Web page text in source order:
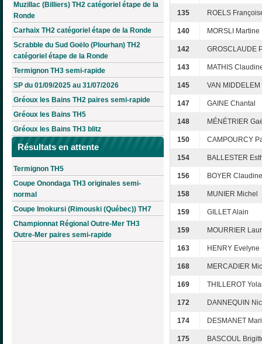
Muzillac (Billiers) TH2 catégoriel étape de la
Ronde
Carhaix TH2 catégoriel étape de la Ronde
Scrabble du Sud Goëlo (Plourhan) TH2
catégoriel étape de la Ronde
Termignon TH3 semi-rapide
SP du 01/09/2025 au 31/07/2026
Gréoux les Bains TH2 paires semi-rapide
Gréoux les Bains TH5
Gréoux les Bains TH3 blitz
Résultats en attente
Termignon TH5
Coupe Onondaga TH3 originales semi-
normal
Coupe Imokursi (Rimouski (Québec)) TH7
Championnat Régional Outre-Mer TH3
Outre-Mer paires semi-rapide
135 ROELS
140 MORSLI Martine
142 GROSCLAUDE
143 MATHIS
145 VAN MIDDELEM
147 GAINE Chantal
148 MÉNÉTRIER
150 CAMPOURCY
154 BALLESTER
156 BOYER Claudine
158 MUNIER Michel
159 GILLET Alain
159 MOURRIER
163 HENRY Evelyne
168 MERCADIER
169 THILLEROT
172 DANNEQUIN
174 DESMANET
175 BASCOUL